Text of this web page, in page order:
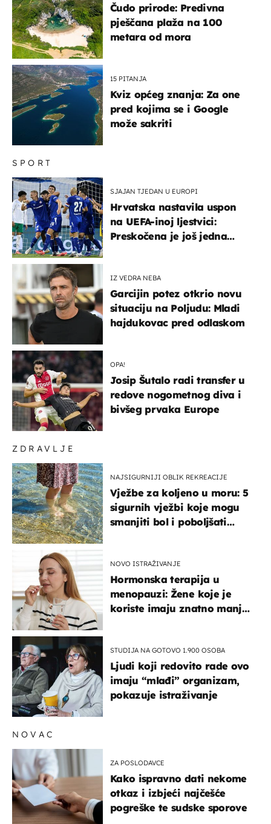
ZDRAVLJE
NAJSIGURNIJI OBLIK REKREACIJE
Vježbe za koljeno u moru: 5
sigurnih vježbi koje mogu
smanjiti bol i poboljšati
NOVO ISTRAŽIVANJE
Hormonska terapija u
menopauzi: Žene koje je
koriste imaju znatno manji
STUDIJA NA GOTOVO 1.900 OSOBA
Ljudi koji redovito rade ovo
imaju “mlađi” organizam,
pokazuje istraživanje
SPORT
SJAJAN TJEDAN U EUROPI
Hrvatska nastavila uspon
na UEFA-inoj ljestvici:
Preskočena je još jedna
IZ VEDRA NEBA
Garcijin potez otkrio novu
situaciju na Poljudu: Mladi
hajdukovac pred odlaskom
OPA!
Josip Šutalo radi transfer u
redove nogometnog diva i
bivšeg prvaka Europe
Čudo prirode: Predivna
pješčana plaža na 100
metara od mora
15 PITANJA
Kviz općeg znanja: Za one
pred kojima se i Google
može sakriti
NOVAC
ZA POSLODAVCE
Kako ispravno dati nekome
otkaz i izbjeći najčešće
pogreške te sudske sporove